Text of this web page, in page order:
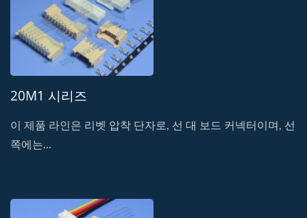
20M1 시리즈
이 제품 라인은 리벳 압착 단자로, 선 대 보드 커넥터이며, 선
쪽에는...